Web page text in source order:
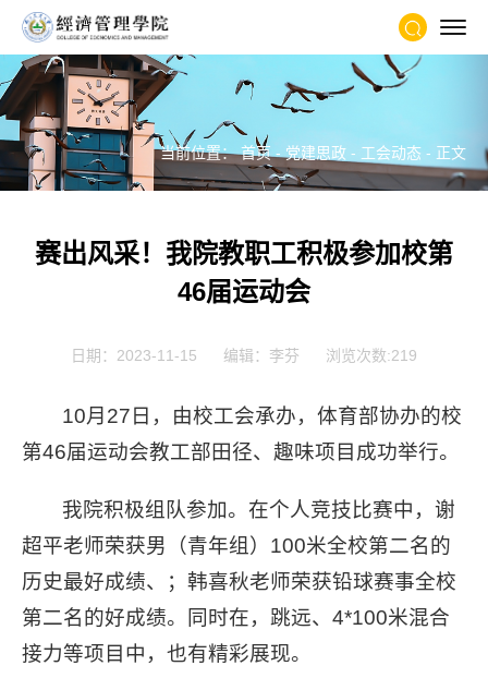
当前位置：首页- 党建思政 - 工会动态 - 正文
赛出风采！我院教职工积极参加校第
46届运动会
日期：2023-11-15 编辑：李芬 浏览次数:219
10月27日，由校工会承办，体育部协办的校
第46届运动会教工部田径、趣味项目成功举行。
我院积极组队参加。在个人竞技比赛中，谢
超平老师荣获男（青年组）100米全校第二名的
历史最好成绩、；韩喜秋老师荣获铅球赛事全校
第二名的好成绩。同时在，跳远、4*100米混合
接力等项目中，也有精彩展现。